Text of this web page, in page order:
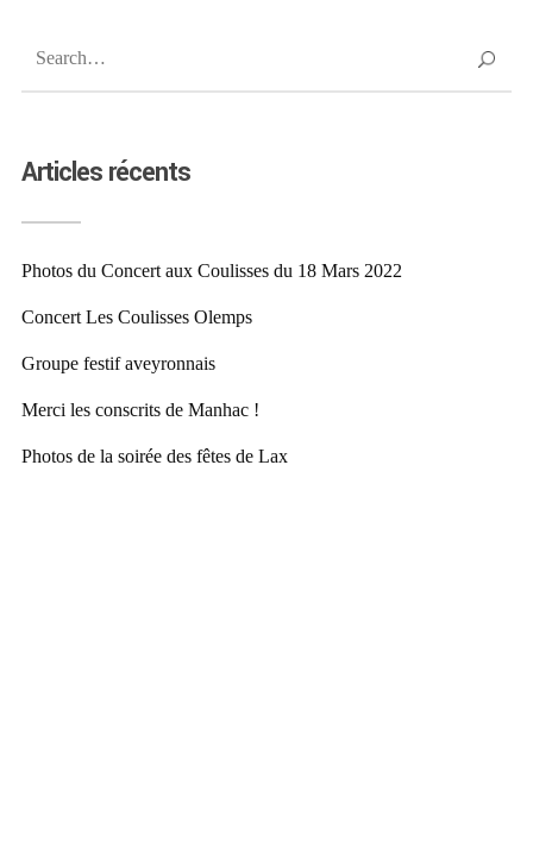
Articles récents
Photos du Concert aux Coulisses du 18 Mars 2022
Concert Les Coulisses Olemps
Groupe festif aveyronnais
Merci les conscrits de Manhac !
Photos de la soirée des fêtes de Lax